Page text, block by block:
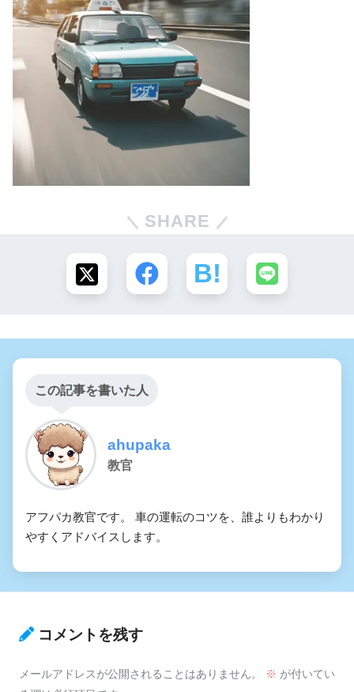
SHARE
この記事を書いた人
ahupaka
教官
アフパカ教官です。 車の運転のコツを、誰よりもわかり
やすくアドバイスします。
コメントを残す
メールアドレスが公開されることはありません。 ※ が付いてい